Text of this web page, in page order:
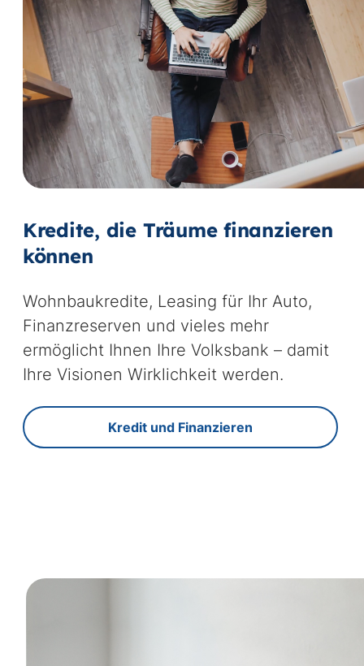
Kredite, die Träume finanzieren
können
Wohnbaukredite, Leasing für Ihr Auto,
Finanzreserven und vieles mehr
ermöglicht Ihnen Ihre Volksbank – damit
Ihre Visionen Wirklichkeit werden.
Kredit und Finanzieren